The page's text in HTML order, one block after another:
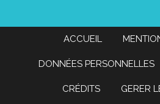
ACCUEIL
DONNÉES PERSONNELLES
CRÉDITS GERER